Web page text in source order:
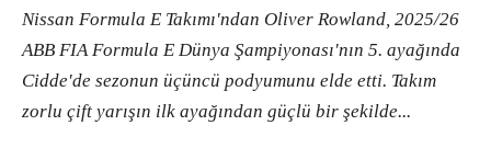
Nissan Formula E Takımı'ndan Oliver Rowland, 2025/26
ABB FIA Formula E Dünya Şampiyonası'nın 5. ayağında
Cidde'de sezonun üçüncü podyumunu elde etti. Takım
zorlu çift yarışın ilk ayağından güçlü bir şekilde...